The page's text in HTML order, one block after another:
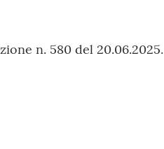
n. 580 del 20.06.2025.